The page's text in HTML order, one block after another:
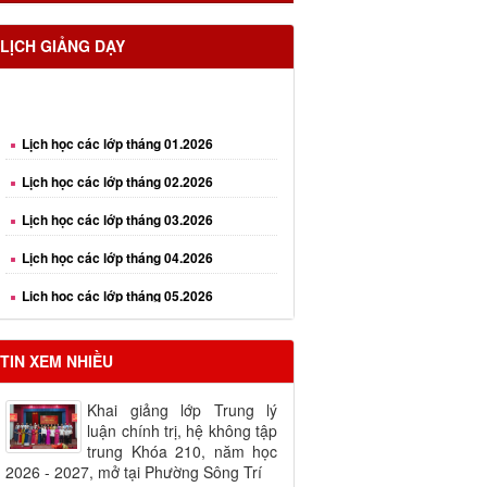
LỊCH GIẢNG DẠY
Lịch học các lớp tháng 02.2026
Lịch học các lớp tháng 03.2026
Lịch học các lớp tháng 04.2026
Lịch học các lớp tháng 05.2026
Lịch học các lớp tháng 08.2026
TIN XEM NHIỀU
Khai giảng lớp Trung lý
luận chính trị, hệ không tập
trung Khóa 210, năm học
2026 - 2027, mở tại Phường Sông Trí